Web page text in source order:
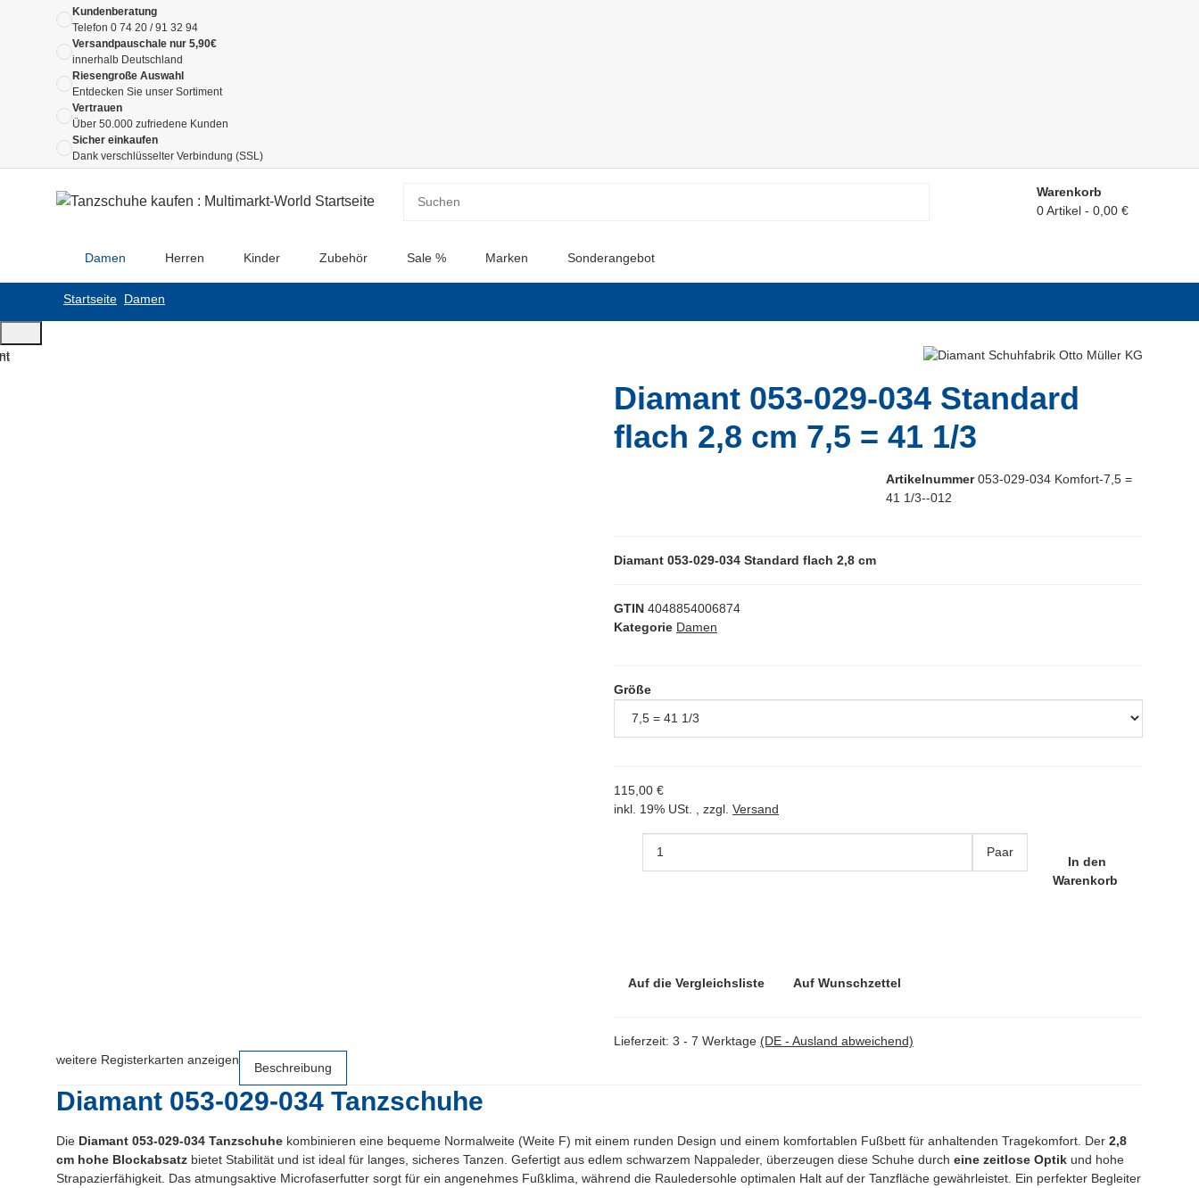
Kundenberatung
Telefon 0 74 20 / 91 32 94
Versandpauschale nur 5,90€
innerhalb Deutschland
Riesengroße Auswahl
Entdecken Sie unser Sortiment
Vertrauen
Über 50.000 zufriedene Kunden
Sicher einkaufen
Dank verschlüsselter Verbindung (SSL)
Damen Herren Kinder Zubehör Sale % Marken Sonderangebot
Warenkorb
0 Artikel
0,00 €
Startseite Damen
Diamant 053-029-034 Standard
flach 2,8 cm 7,5 = 41 1/3
Artikelnummer 053-029-034 Komfort-7,5 =
41 1/3--012
GTIN 4048854006874
Kategorie Damen
Diamant 053-029-034 Standard flach 2,8 cm
Größe
115,00 €
inkl. 19% USt. , zzgl. Versand
Auf die Vergleichsliste Auf Wunschzettel
Paar
In den
Warenkorb
Lieferzeit: 3 - 7 Werktage (DE - Ausland abweichend)
weitere Registerkarten anzeigen
Beschreibung
Diamant 053-029-034 Tanzschuhe
Die Diamant 053-029-034 Tanzschuhe kombinieren eine bequeme Normalweite (Weite F) mit einem runden Design und einem komfortablen Fußbett für anhaltenden Tragekomfort. Der 2,8
cm hohe Blockabsatz bietet Stabilität und ist ideal für langes, sicheres Tanzen. Gefertigt aus edlem schwarzem Nappaleder, überzeugen diese Schuhe durch eine zeitlose Optik und hohe
Strapazierfähigkeit. Das atmungsaktive Microfaserfutter sorgt für ein angenehmes Fußklima, während die Rauledersohle optimalen Halt auf der Tanzfläche gewährleistet. Ein perfekter Begleiter